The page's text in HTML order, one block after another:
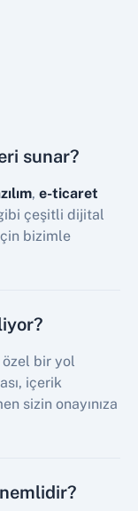
sunar?
, e-ticaret
çeşitli dijital
bizimle
bir yol
içerik
sizin onayınıza